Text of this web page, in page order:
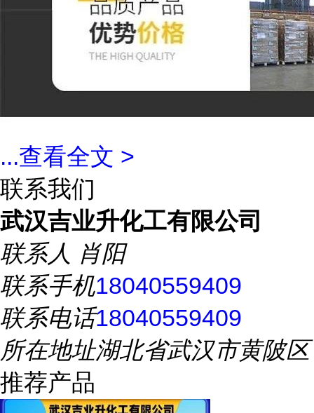
...查看全文 >
联系我们
武汉吉业升化工有限公司
联系人 肖阳
联系手机18040559409
联系电话18040559409
所在地址湖北省武汉市黄陂区
推荐产品